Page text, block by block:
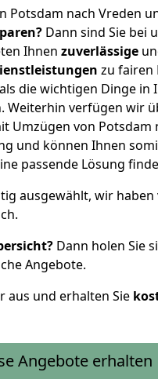
Potsdam nach Vreden
Dann sind Sie bei
Ihnen zuverlässige
zu fairen
die wichtigen Dinge in
Weiterhin verfügen wir
Umzügen von Potsdam
und können Ihnen
passende Lösung
ausgewählt, wir haben
Dann holen Sie
Angebote.
aus und erhalten Sie
Angebote erhalten